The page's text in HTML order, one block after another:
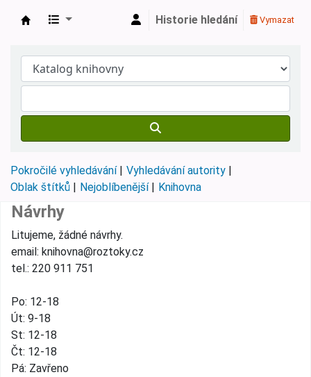
Historie hledání Vymazat
Pokročilé vyhledávání
Vyhledávání autority
Oblak štítků
Nejoblíbenější Knihovna
email: knihovna@roztoky.cz
tel.: 220 911 751
Po: 12-18
Út: 9-18
St: 12-18
Čt: 12-18
Pá: Zavřeno
Návrhy
Litujeme, žádné návrhy.